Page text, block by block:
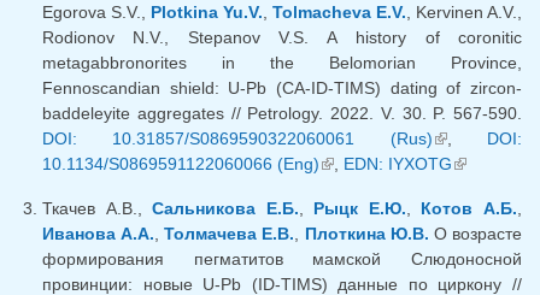
Egorova S.V., Plotkina Yu.V. Tolmacheva E.V. , Kervinen A.V.,
Rodionov N.V., Stepanov V.S. А history of coronitic
metagabbronorites in the Belomorian Province,
Fennoscandian shield: U-Pb (CA-ID-TIMS) dating of zircon-
baddeleyite aggregates // Petrology. 2022. V. 30. P. 567-590.
DOI: 10.31857/S0869590322060061 (Rus)(внешняя
ссылка)
, DOI:
10.1134/S0869591122060066 (Eng)(внешняя ссылка)
EDN: IYXOTG(внешняя
Ткачев А.В.,Сальникова Е.Б. Рыцк Е.Ю. Котов А.Б.
Иванова А.А. ,Толмачева Е.В. Плоткина Ю.В. О возрасте
формирования пегматитов мамской Слюдоносной
провинции: новые U-Pb (ID-TIMS) данные по циркону //